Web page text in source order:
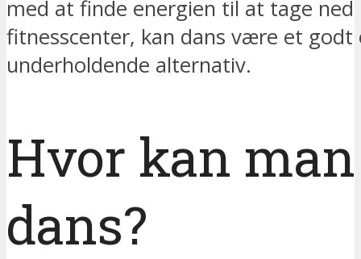
med at finde energien til at tage ned
fitnesscenter, kan dans være et godt
underholdende alternativ.
Hvor kan
dans?